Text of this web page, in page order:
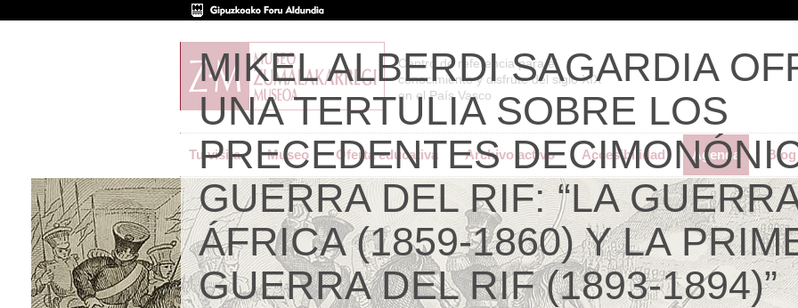
Centro de referencia para el
conocimiento y disfrute del siglo XIX
en el País Vasco
Tu visita Museo Oferta educativa Archivo activo Accesibilidad Agenda Blog
MIKEL ALBERDI SAGARDIA
UNA TERTULIA SOBRE LOS
PRECEDENTES
GUERRA DEL RIF: “LA
ÁFRICA (1859-1860) Y LA
GUERRA DEL RIF (1893-1894)”